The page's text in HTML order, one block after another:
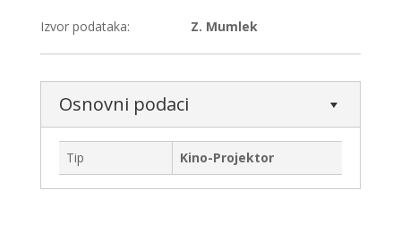
Izvor podataka: Z. Mumlek
Osnovni podaci
Tip Kino-Projektor